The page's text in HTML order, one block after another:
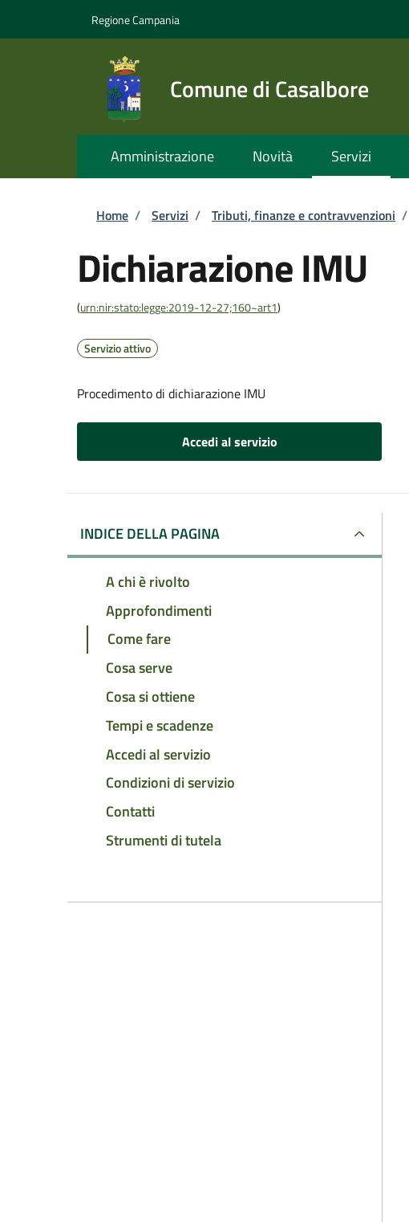
Regione Campania
Comune di Casalbore
Amministrazione Novità Servizi
Briciole di pane
Home / Servizi / Tributi, finanze e contravvenzioni /
Dichiarazione IMU
(urn:nir:stato:legge:2019-12-27;160~art1)
Servizio attivo
Procedimento di dichiarazione IMU
Accedi al servizio
INDICE DELLA PAGINA
A chi è rivolto
Approfondimenti
Come fare
Cosa serve
Cosa si ottiene
Tempi e scadenze
Accedi al servizio
Condizioni di servizio
Contatti
Strumenti di tutela